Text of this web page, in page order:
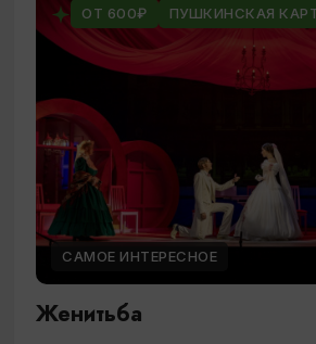
ОТ 600₽ ПУШКИНСКАЯ
САМОЕ ИНТЕРЕСНОЕ
Женитьба